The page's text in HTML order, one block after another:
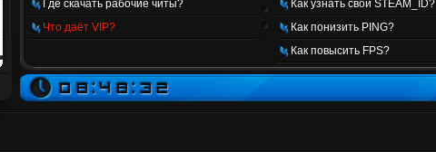
Где скачать рабочие читы?
Что даёт VIP?
Как узнать свой STEAM_ID?
Как понизить PING?
Как повысить FPS?